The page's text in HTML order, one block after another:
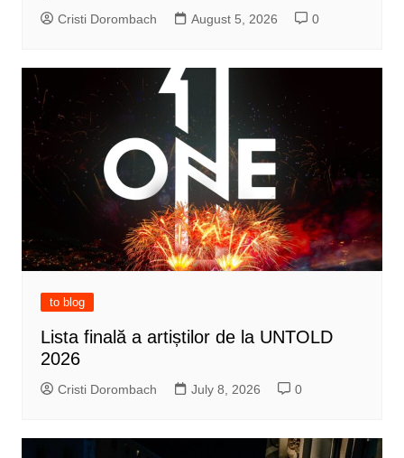
Cristi Dorombach August 5, 2026 0
to blog
Lista finală a artiștilor de la UNTOLD
2026
Cristi Dorombach July 8, 2026 0